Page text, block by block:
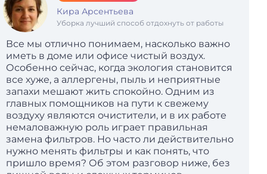
Кира Арсентьева
Уборка лучший способ отдохнуть от работы
Все мы отлично понимаем, насколько важно
иметь в доме или офисе чистый воздух.
Особенно сейчас, когда экология становится
все хуже, а аллергены, пыль и неприятные
запахи мешают жить спокойно. Одним из
главных помощников на пути к свежему
воздуху являются очистители, и в их работе
немаловажную роль играет правильная
замена фильтров. Но часто ли действительно
нужно менять фильтры и как понять, что
пришло время? Об этом разговор ниже, без